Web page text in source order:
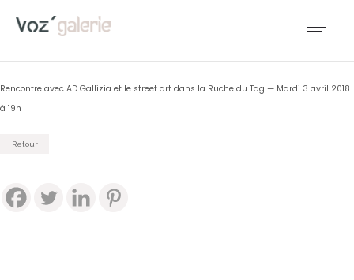
Rencontre avec AD Gallizia et le street art dans la Ruche du Tag — Mardi 3 avril 2018
à 19h
Retour